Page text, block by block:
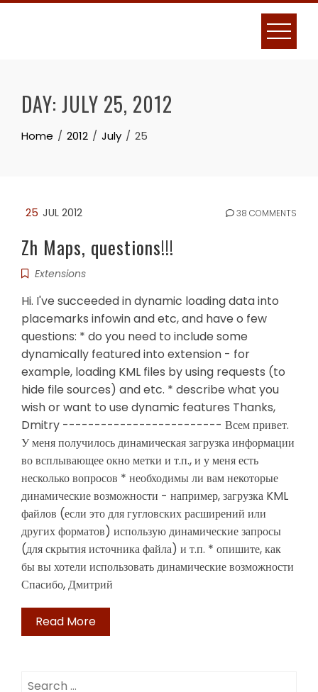
Skip
DAY: JULY 25, 2012
Home 2012 July 25
25 JUL 2012 38 COMMENTS
Zh Maps, questions!!!
Extensions
Hi. I've succeeded in dynamic loading data into
placemarks infowin and etc, and have o few
questions: * do you need to include some
dynamically featured into extension - for
example, loading KML files by using requests (to
hide file sources) and etc. * describe what you
wish or want to use dynamic features Thanks,
Dmitry ------------------------- Всем привет.
У меня получилось динамическая загрузка информации
во всплывающее окно метки и т.п., и у меня есть
несколько вопросов * необходимы ли вам некоторые
динамические возможности - например, загрузка KML
файлов (если это для гугловских расширений или
других форматов) использую динамические запросы
(для скрытия источника файла) и т.п. * опишите, как
бы вы хотели использовать динамические возможности
Спасибо, Дмитрий
Read More
Search